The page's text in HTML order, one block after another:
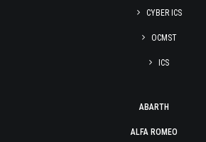
CYBER ICS
OCMST
ICS
ABARTH
ALFA ROMEO